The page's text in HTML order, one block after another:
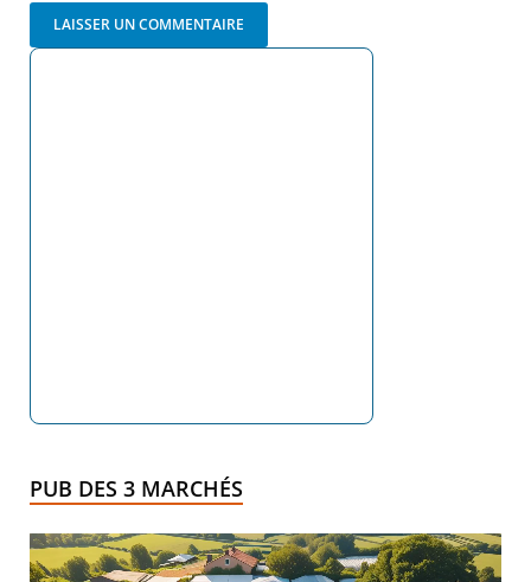
PUB DES 3 MARCHÉS